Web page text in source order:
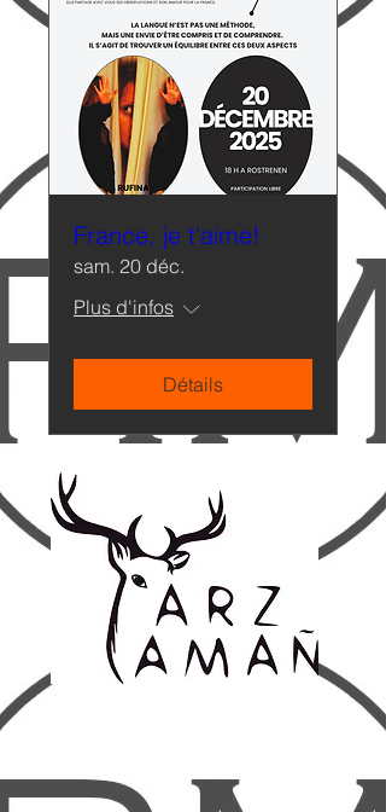
France, je t'aime!
sam. 20 déc.
Plus d'infos
Détails